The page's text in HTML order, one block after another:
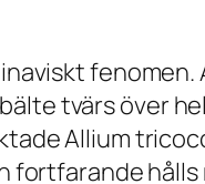
fenomen.
tvärs över
Allium
fortfarande